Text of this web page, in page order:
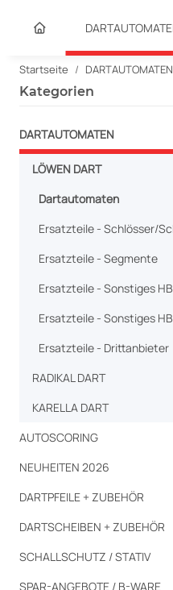
Startseite DARTAUTOMATEN
Kategorien
DARTAUTOMATEN
LÖWEN DART
Dartautomaten
Ersatzteile - Schlösser/
Ersatzteile - Segmente
Ersatzteile - Sonstiges
Ersatzteile - Sonstiges
Ersatzteile - Drittanbieter
RADIKAL DART
KARELLA DART
AUTOSCORING
NEUHEITEN 2026
DARTPFEILE + ZUBEHÖR
DARTSCHEIBEN + ZUBEHÖR
SCHALLSCHUTZ / STATIV
SPAR-ANGEBOTE / B-WARE